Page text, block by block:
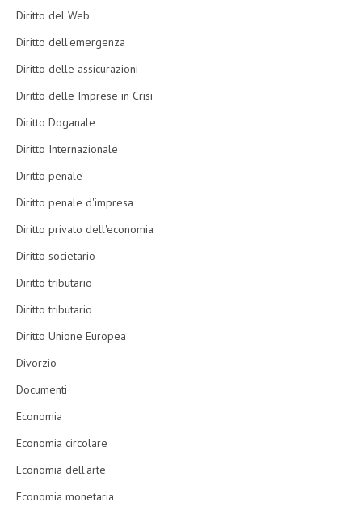
Diritto del Web
Diritto dell'emergenza
Diritto delle assicurazioni
Diritto delle Imprese in Crisi
Diritto Doganale
Diritto Internazionale
Diritto penale
Diritto penale d'impresa
Diritto privato dell'economia
Diritto societario
Diritto tributario
Diritto tributario
Diritto Unione Europea
Divorzio
Documenti
Economia
Economia circolare
Economia dell'arte
Economia monetaria